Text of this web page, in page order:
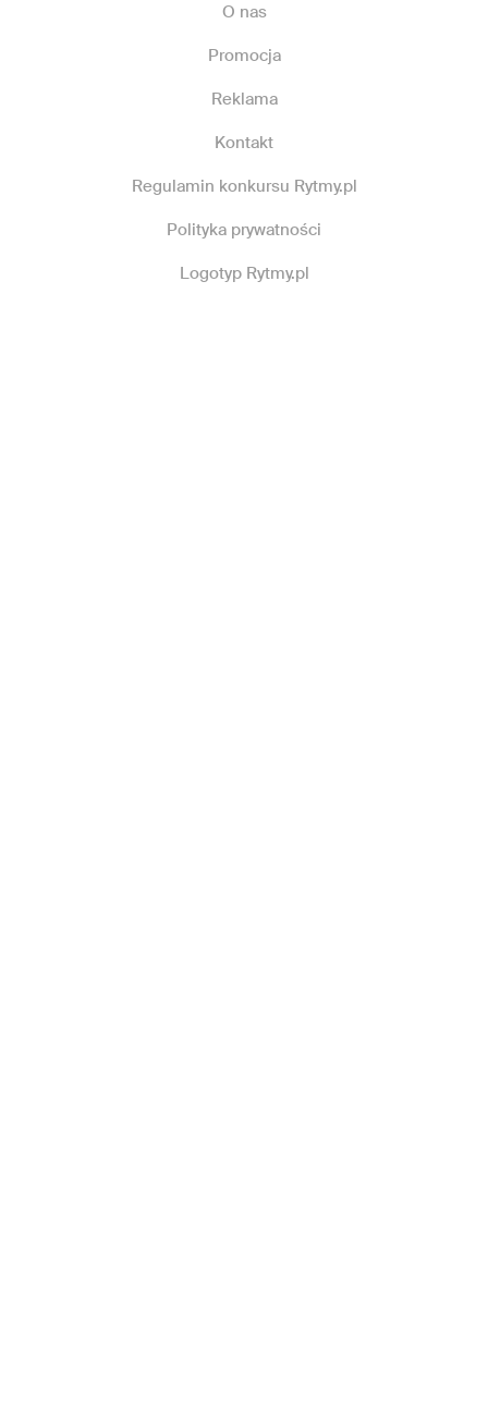
O nas
Promocja
Reklama
Kontakt
Regulamin konkursu Rytmy.pl
Polityka prywatności
Logotyp Rytmy.pl